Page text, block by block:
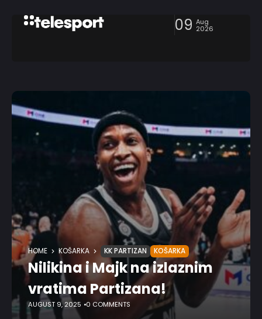
09 Aug
2026
HOME KOŠARKA KK PARTIZAN KOŠARKA
Nilikina i Majk na izlaznim
vratima Partizana!
AUGUST 9, 2025 0 COMMENTS